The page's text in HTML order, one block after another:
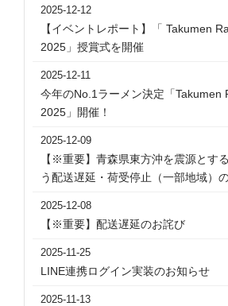
2025-12-12
【イベントレポート】「 Takumen
2025」授賞式を開催
2025-12-11
今年のNo.1ラーメン決定「Takumen
2025」開催！
2025-12-09
【※重要】⻘森県東⽅沖を震源とす
う配送遅延・荷受停止（一部地域）
2025-12-08
【※重要】配送遅延のお詫び
2025-11-25
LINE連携ログイン実装のお知らせ
2025-11-13